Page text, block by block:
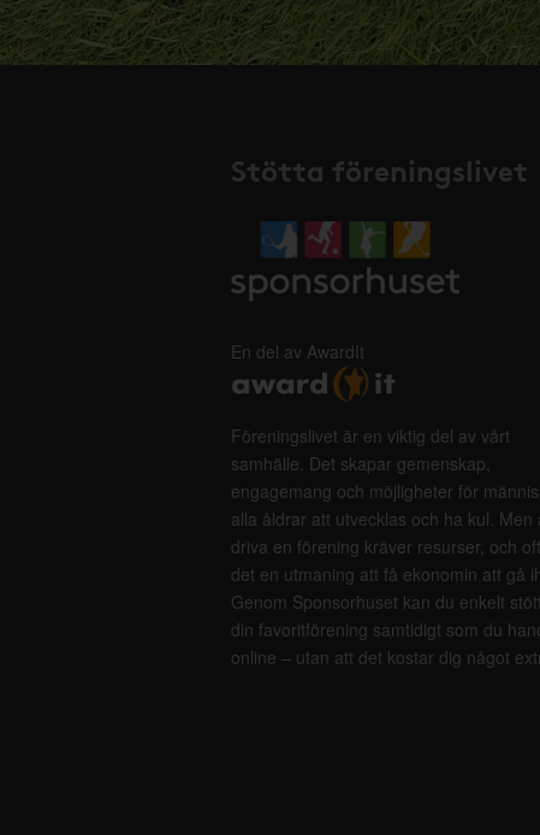
Stötta föreningslivet
En del av AwardIt
Föreningslivet är en viktig del av vårt
samhälle. Det skapar gemenskap,
engagemang och möjligheter för
alla åldrar att utvecklas och ha kul. Men
driva en förening kräver resurser, och
det en utmaning att få ekonomin att gå
Genom Sponsorhuset kan du enkelt
din favoritförening samtidigt som du
online – utan att det kostar dig något